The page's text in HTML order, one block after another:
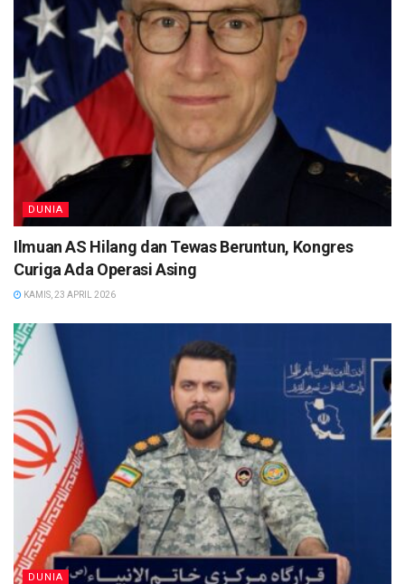
DUNIA
Ilmuan AS Hilang dan Tewas Beruntun, Kongres
Curiga Ada Operasi Asing
KAMIS, 23 APRIL 2026
DUNIA